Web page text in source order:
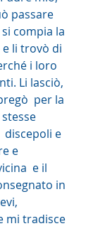
passare
compia la
e li trovò di
i loro
Li lasciò,
per la
discepoli e
e
e il
in
mi tradisce